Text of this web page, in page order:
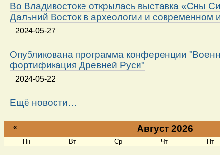
Во Владивостоке открылась выставка «Сны
Дальний Восток в археологии и современном
2024-05-27
Опубликована программа конференции
фортификация Древней Руси"
2024-05-22
Ещё новости…
« Август 2026
Пн Вт Ср Чт Пт